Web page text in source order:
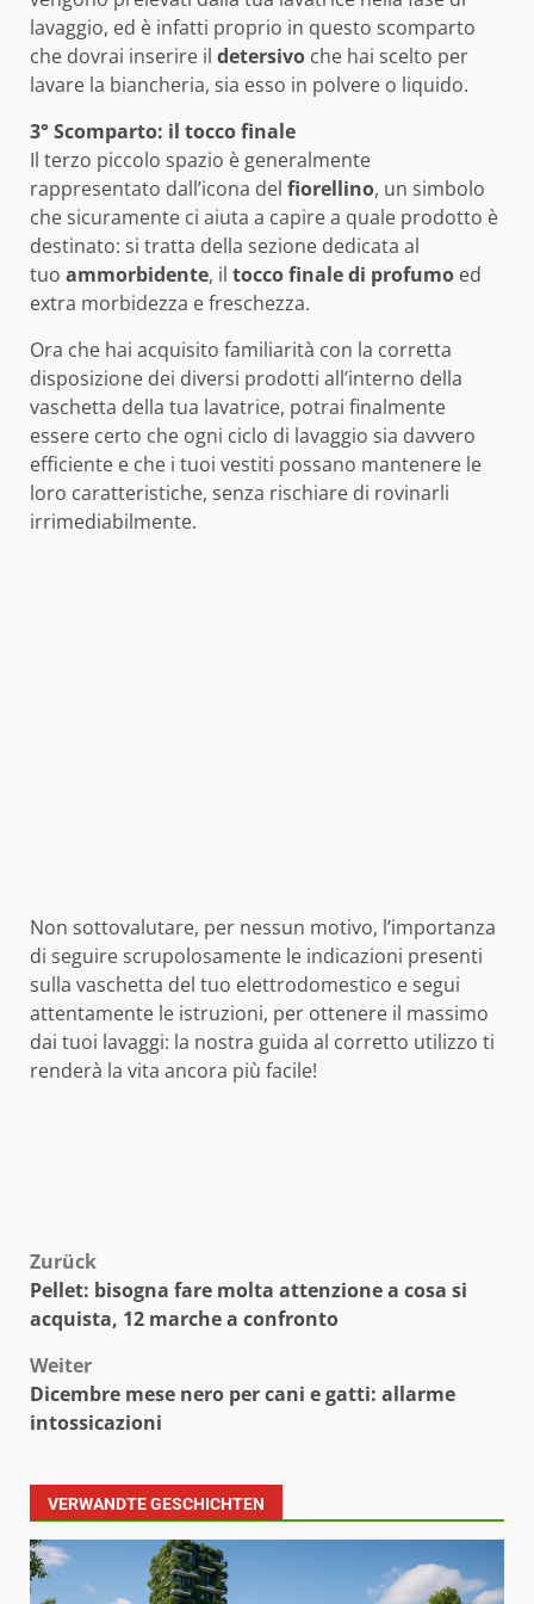
lavaggio, ed è infatti proprio in questo scomparto
che dovrai inserire il detersivo che hai scelto per
lavare la biancheria, sia esso in polvere o liquido.
3° Scomparto: il tocco finale
Il terzo piccolo spazio è generalmente
rappresentato dall’icona del fiorellino, un simbolo
che sicuramente ci aiuta a capire a quale prodotto è
destinato: si tratta della sezione dedicata al
tuo ammorbidente, il tocco finale di profumo ed
extra morbidezza e freschezza.
Ora che hai acquisito familiarità con la corretta
disposizione dei diversi prodotti all’interno della
vaschetta della tua lavatrice, potrai finalmente
essere certo che ogni ciclo di lavaggio sia davvero
efficiente e che i tuoi vestiti possano mantenere le
loro caratteristiche, senza rischiare di rovinarli
irrimediabilmente.
Non sottovalutare, per nessun motivo, l’importanza
di seguire scrupolosamente le indicazioni presenti
sulla vaschetta del tuo elettrodomestico e segui
attentamente le istruzioni, per ottenere il massimo
dai tuoi lavaggi: la nostra guida al corretto utilizzo ti
renderà la vita ancora più facile!
Beitragsnavigation
Zurück
Pellet: bisogna fare molta attenzione a cosa si
acquista, 12 marche a confronto
Weiter
Dicembre mese nero per cani e gatti: allarme
intossicazioni
VERWANDTE GESCHICHTEN